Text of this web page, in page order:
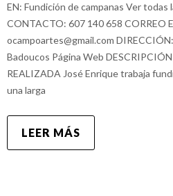
EN: Fundición de campanas Ver todas
CONTACTO: 607 140 658 CORREO
ocampoartes@gmail.com
Badoucos Página Web
REALIZADA José Enrique trabaja
una larga
LEER MÁS